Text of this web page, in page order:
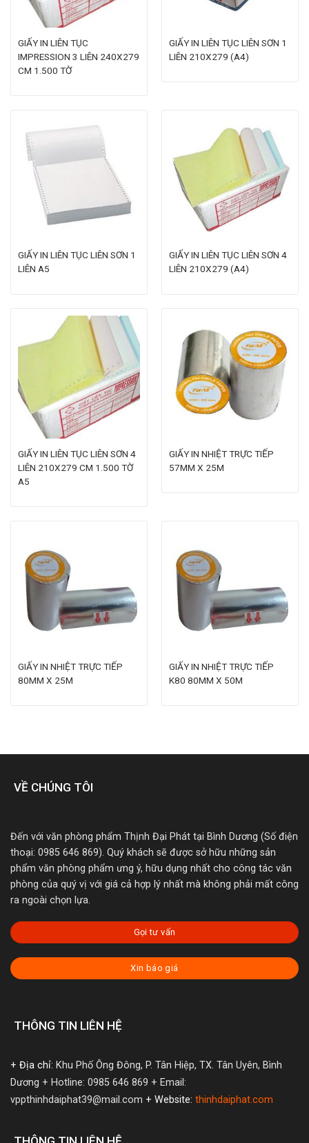
GIẤY IN LIÊN TỤC
IMPRESSION 3 LIÊN 240X279
CM 1.500 TỜ
GIẤY IN LIÊN TỤC LIÊN SƠN 1
LIÊN 210X279 (A4)
GIẤY IN LIÊN TỤC LIÊN SƠN 1
LIÊN A5
GIẤY IN LIÊN TỤC LIÊN SƠN 4
LIÊN 210X279 (A4)
GIẤY IN LIÊN TỤC LIÊN SƠN 4
LIÊN 210X279 CM 1.500 TỜ
A5
GIẤY IN NHIỆT TRỰC TIẾP
57MM X 25M
GIẤY IN NHIỆT TRỰC TIẾP
80MM X 25M
GIẤY IN NHIỆT TRỰC TIẾP
K80 80MM X 50M
VỀ CHÚNG TÔI
Đến với văn phòng phẩm Thịnh Đại Phát tại Bình Dương (Số điện
thoại: 0985 646 869). Quý khách sẽ được sở hữu những sản
phẩm văn phòng phẩm ưng ý, hữu dụng nhất cho công tác văn
phòng của quý vị với giá cả hợp lý nhất mà không phải mất công
ra ngoài chọn lựa.
Gọi tư vấn
Xin báo giá
THÔNG TIN LIÊN HỆ
+ Địa chỉ: Khu Phố Ông Đông, P. Tân Hiệp, TX. Tân Uyên, Bình
Dương + Hotline: 0985 646 869 + Email:
vppthinhdaiphat39@mail.com + Website: thinhdaiphat.com